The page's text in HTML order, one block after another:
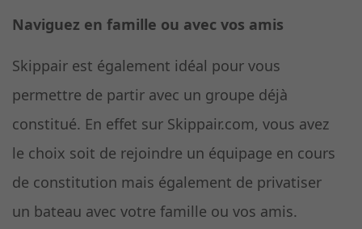
Naviguez en famille ou avec vos amis
Skippair est également idéal pour vous
permettre de partir avec un groupe déjà
constitué. En effet sur Skippair.com, vous avez
le choix soit de rejoindre un équipage en cours
de constitution mais également de privatiser
un bateau avec votre famille ou vos amis.